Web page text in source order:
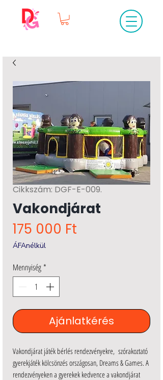
Cikkszám: DGF-E-009.
Vakondjárat
175 000 Ft
ÁFAnélkül
Mennyiség*
Ajánlatkérés
Vakondjárat játék bérlés rendezvényekre, szórakoztató
gyerekjáték kölcsönzés országosan, Dreams & Games. A
rendezvényeken a gyerekek kedvence a vakondjárat